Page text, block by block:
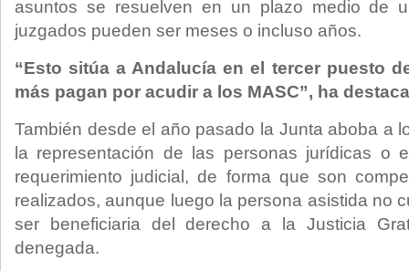
asuntos se resuelven en un plazo medio de
juzgados pueden ser meses o incluso años.
“Esto sitúa a Andalucía en el tercer puesto
más pagan por acudir a los MASC”, ha
También desde el año pasado la Junta aboba a
la representación de las personas jurídicas o
requerimiento judicial, de forma que son
realizados, aunque luego la persona asistida no
ser beneficiaria del derecho a la Justicia
denegada.